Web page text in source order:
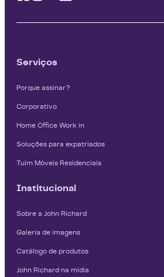
Serviços
Porque assinar?
Corporativo
Home Office Work in
Soluções para expatriados
Tuim Móveis Residenciais
Institucional
Sobre a John Richard
Galeria de imagens
Catálogo de produtos
John Richard na mídia